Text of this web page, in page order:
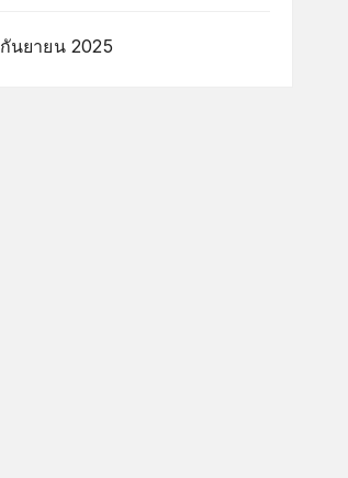
กันยายน 2025